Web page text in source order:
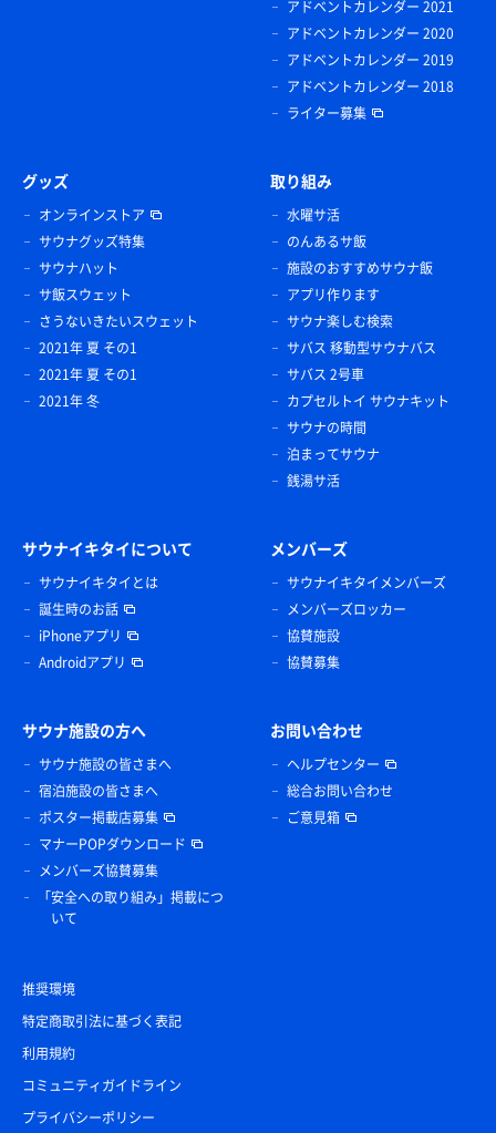
アドベントカレンダー 2021
アドベントカレンダー 2020
アドベントカレンダー 2019
アドベントカレンダー 2018
ライター募集
グッズ
オンラインストア
サウナグッズ特集
サウナハット
サ飯スウェット
さうないきたいスウェット
2021年 夏 その1
2021年 夏 その1
2021年 冬
取り組み
水曜サ活
のんあるサ飯
施設のおすすめサウナ飯
アプリ作ります
サウナ楽しむ検索
サバス 移動型サウナバス
サバス 2号車
カプセルトイ サウナキット
サウナの時間
泊まってサウナ
銭湯サ活
サウナイキタイについて
サウナイキタイとは
誕生時のお話
iPhoneアプリ
Androidアプリ
メンバーズ
サウナイキタイメンバーズ
メンバーズロッカー
協賛施設
協賛募集
サウナ施設の方へ
サウナ施設の皆さまへ
宿泊施設の皆さまへ
ポスター掲載店募集
マナーPOPダウンロード
メンバーズ協賛募集
「安全への取り組み」掲載につ
いて
お問い合わせ
ヘルプセンター
総合お問い合わせ
ご意見箱
推奨環境
特定商取引法に基づく表記
利用規約
コミュニティガイドライン
プライバシーポリシー